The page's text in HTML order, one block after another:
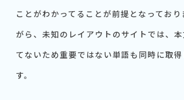
ことがわかってることが前提となっており
がら、未知のレイアウトのサイトでは、
てないため重要ではない単語も同時に取
す。